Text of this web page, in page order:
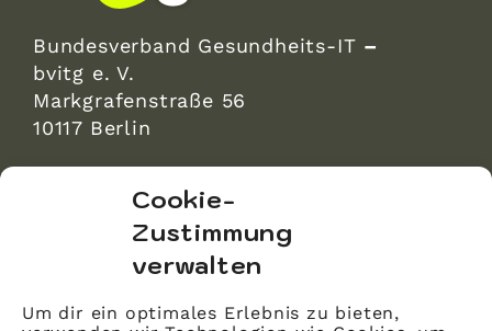
Cookie-
Zustimmung
verwalten
Um dir ein optimales Erlebnis zu bieten,
Bundesverband Gesundheits-IT –
bvitg e. V.
Markgrafenstraße 56
10117 Berlin
Markgrafenstraße 56
10117 Berlin